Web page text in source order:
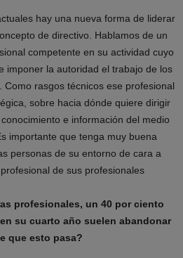
hay una nueva forma de liderar
de directivo. Hablamos de un
competente en su actividad cuyo
imponer la autoridad el trabajo de los
rasgos técnicos ese profesional
sobre hacia dónde quiere dirigir
e información del medio
importante que tenga muy buena
personas de su entorno de cara a
de sus profesionales
profesionales, un 40 por ciento
su cuarto año suelen abandonar
que esto pasa?